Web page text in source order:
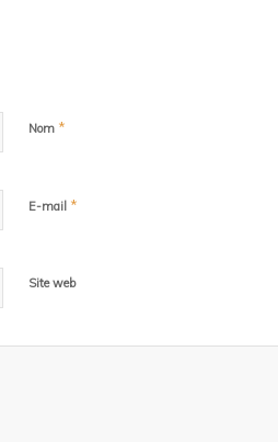
Nom *
E-mail *
Site web